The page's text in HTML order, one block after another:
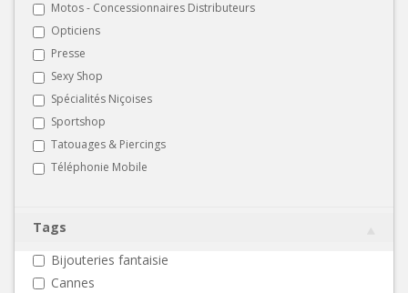
Motos - Concessionnaires Distributeurs
Opticiens
Presse
Sexy Shop
Spécialités Niçoises
Sportshop
Tatouages & Piercings
Téléphonie Mobile
Tags
Bijouteries fantaisie
Cannes